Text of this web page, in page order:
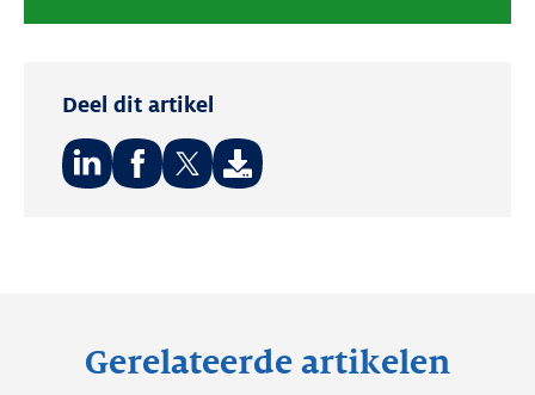
Deel dit artikel
Gerelateerde artikelen